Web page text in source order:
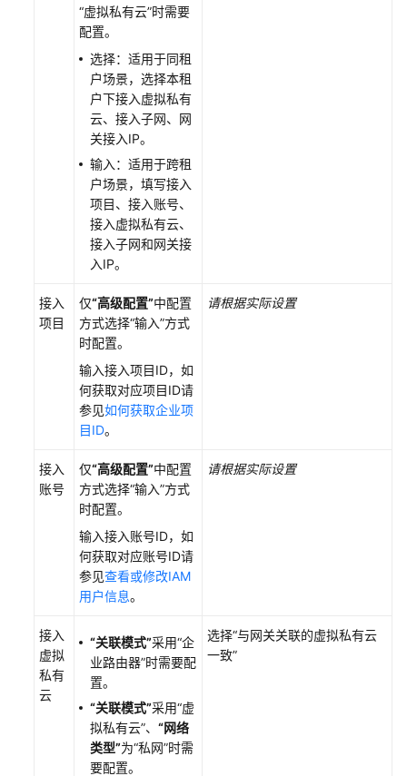
“虚拟私有云”时需要
配置。
选择：适用于同租
户场景，选择本租
户下接入虚拟私有
云、接入子网、网
关接入IP。
输入：适用于跨租
户场景，填写接入
项目、接入账号、
接入虚拟私有云、
接入子网和网关接
入IP。
接入
项目
仅“高级配置”中配置
方式选择“输入”方式
时配置。
输入接入项目ID，如
何获取对应项目ID请
参见如何获取企业项
目ID。
请根据实际设置
接入
账号
仅“高级配置”中配置
方式选择“输入”方式
时配置。
输入接入账号ID，如
何获取对应账号ID请
参见查看或修改IAM
用户信息。
请根据实际设置
接入
虚拟
私有
云
“关联模式”采用“企
业路由器”时需要配
置。
“关联模式”采用“虚
拟私有云”、 “网络
类型”为“私网”时需
要配置。
选择“与网关关联的虚拟私有云
一致”